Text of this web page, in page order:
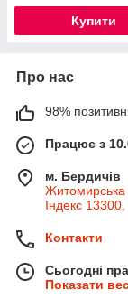
Купити
Про нас
98%
Працює з
м. Бердичів
Житомирська
Індекс
Контакти
Сьогодні
Показати